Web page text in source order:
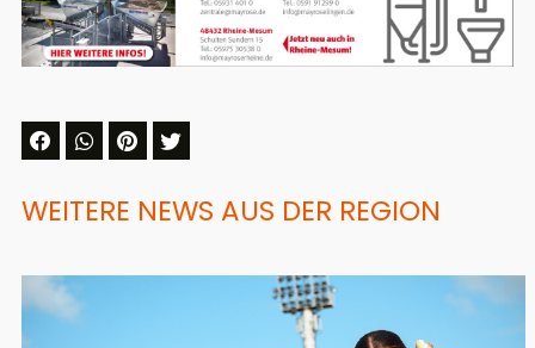
WEITERE NEWS AUS DER REGION